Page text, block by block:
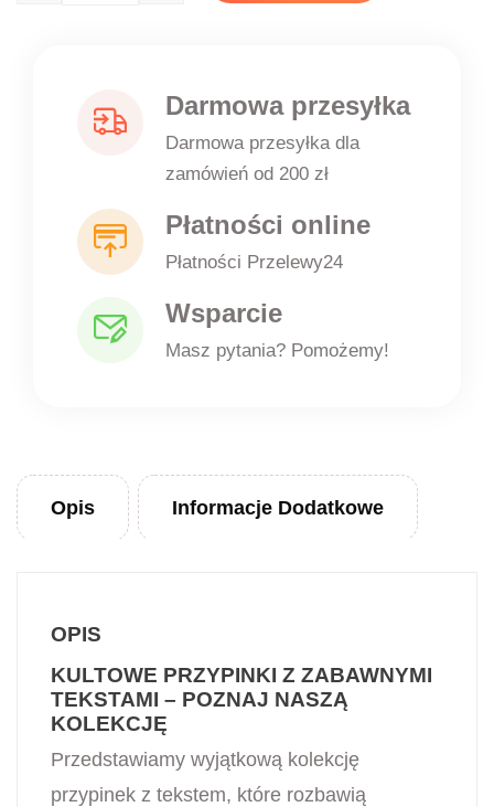
Darmowa przesyłka
Darmowa przesyłka dla
zamówień od 200 zł
Płatności online
Płatności Przelewy24
Wsparcie
Masz pytania? Pomożemy!
Opis Informacje Dodatkowe
OPIS
KULTOWE PRZYPINKI Z ZABAWNYMI
TEKSTAMI – POZNAJ NASZĄ
KOLEKCJĘ
Przedstawiamy wyjątkową kolekcję
przypinek z tekstem, które rozbawią